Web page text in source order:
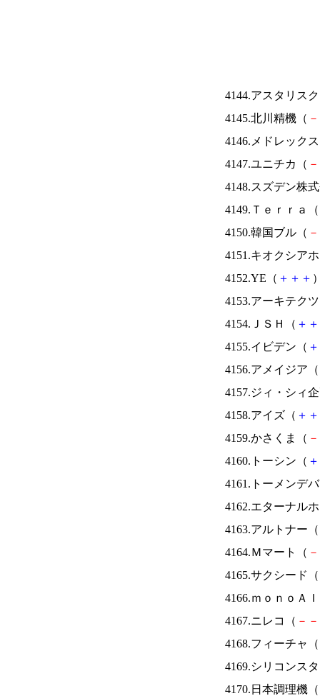
4144.アスタリス
4145.北川精機（ －
4146.メドレック
4147.ユニチカ（ －
4148.スズデン株
4149.Ｔｅｒｒａ（
4150.韓国ブル（ －
4151.キオクシア
4152.YE（ ＋ ＋ ＋
4153.アーキテク
4154.ＪＳＨ（ ＋ ＋
4155.イビデン（ ＋
4156.アメイジア（
4157.ジィ・シィ
4158.アイズ（ ＋ ＋
4159.かさくま（ －
4160.トーシン（ ＋
4161.トーメンデ
4162.エターナル
4163.アルトナー（
4164.Ｍマート（ －
4165.サクシード（
4166.ｍｏｎｏＡ
4167.ニレコ（ － －
4168.フィーチャ（
4169.シリコンス
4170.日本調理機（